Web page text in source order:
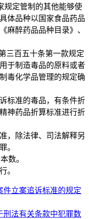
规定管制的其他能够使
体品种以国家食品药品
麻醉药品品种目录》、
百五十条第一款规定
于制造毒品的原料或者
毒化学品管理的规定确
准的毒品，有条件折
神药品折算标准进行折
除法律、司法解释另
。
数。
。
件立案追诉标准的规定
刑法有关条款中犯罪数